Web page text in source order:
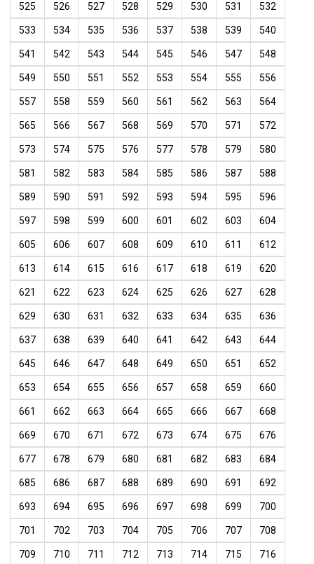
525 526 527 528 529 530 531 532
533 534 535 536 537 538 539 540
541 542 543 544 545 546 547 548
549 550 551 552 553 554 555 556
557 558 559 560 561 562 563 564
565 566 567 568 569 570 571 572
573 574 575 576 577 578 579 580
581 582 583 584 585 586 587 588
589 590 591 592 593 594 595 596
597 598 599 600 601 602 603 604
605 606 607 608 609 610 611 612
613 614 615 616 617 618 619 620
621 622 623 624 625 626 627 628
629 630 631 632 633 634 635 636
637 638 639 640 641 642 643 644
645 646 647 648 649 650 651 652
653 654 655 656 657 658 659 660
661 662 663 664 665 666 667 668
669 670 671 672 673 674 675 676
677 678 679 680 681 682 683 684
685 686 687 688 689 690 691 692
693 694 695 696 697 698 699 700
701 702 703 704 705 706 707 708
709 710 711 712 713 714 715 716